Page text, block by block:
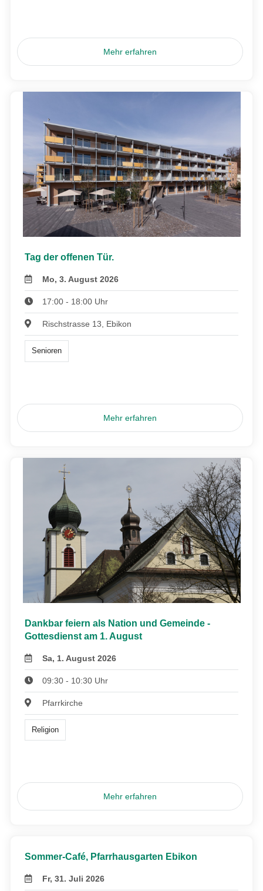
Mehr erfahren
Tag der offenen Tür.
Mo, 3. August 2026
17:00 - 18:00 Uhr
Rischstrasse 13, Ebikon
Senioren
Mehr erfahren
Dankbar feiern als Nation und Gemeinde -
Gottesdienst am 1. August
Sa, 1. August 2026
09:30 - 10:30 Uhr
Pfarrkirche
Religion
Mehr erfahren
Sommer-Café, Pfarrhausgarten Ebikon
Fr, 31. Juli 2026